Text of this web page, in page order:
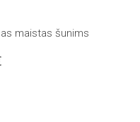
maistas šunims